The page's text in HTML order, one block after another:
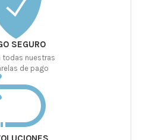
SEGURO
todas nuestras
de pago